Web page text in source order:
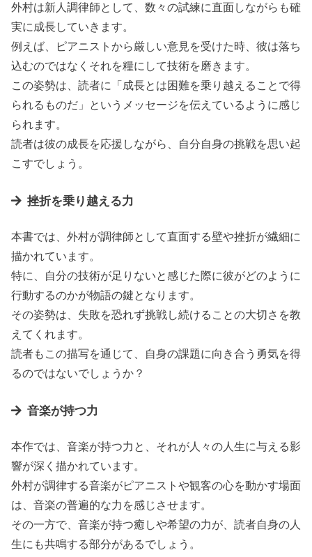
外村は新人調律師として、数々の試練に直面しながらも確
実に成長していきます。
例えば、ピアニストから厳しい意見を受けた時、彼は落ち
込むのではなくそれを糧にして技術を磨きます。
この姿勢は、読者に「成長とは困難を乗り越えることで得
られるものだ」というメッセージを伝えているように感じ
られます。
読者は彼の成長を応援しながら、自分自身の挑戦を思い起
こすでしょう。
挫折を乗り越える力
本書では、外村が調律師として直面する壁や挫折が繊細に
描かれています。
特に、自分の技術が足りないと感じた際に彼がどのように
行動するのかが物語の鍵となります。
その姿勢は、失敗を恐れず挑戦し続けることの大切さを教
えてくれます。
読者もこの描写を通じて、自身の課題に向き合う勇気を得
るのではないでしょうか？
音楽が持つ力
本作では、音楽が持つ力と、それが人々の人生に与える影
響が深く描かれています。
外村が調律する音楽がピアニストや観客の心を動かす場面
は、音楽の普遍的な力を感じさせます。
その一方で、音楽が持つ癒しや希望の力が、読者自身の人
生にも共鳴する部分があるでしょう。